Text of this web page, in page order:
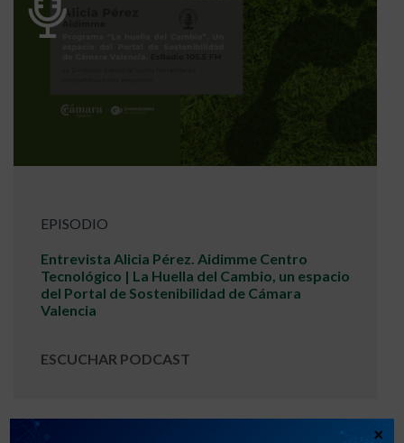
EPISODIO
Entrevista Alicia Pérez. Aidimme Centro
Tecnológico | La Huella del Cambio, un espacio
del Portal de Sostenibilidad de Cámara
Valencia
ESCUCHAR PODCAST
×